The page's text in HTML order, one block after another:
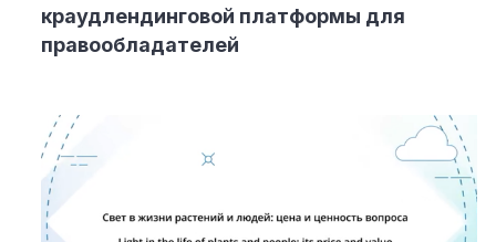
краудлендинговой платформы для
правообладателей